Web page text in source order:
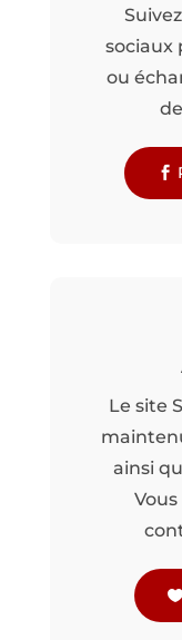
sociaux
ou
Le site
ainsi